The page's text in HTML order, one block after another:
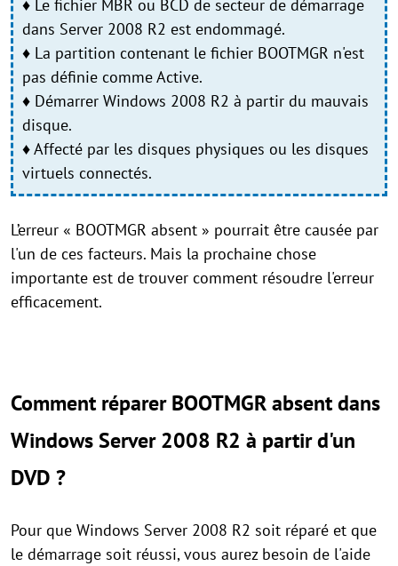
♦ Le fichier MBR ou BCD de secteur de démarrage
dans Server 2008 R2 est endommagé.
♦ La partition contenant le fichier BOOTMGR n'est
pas définie comme Active.
♦ Démarrer Windows 2008 R2 à partir du mauvais
disque.
♦ Affecté par les disques physiques ou les disques
virtuels connectés.
L’erreur « BOOTMGR absent » pourrait être causée par
l'un de ces facteurs. Mais la prochaine chose
importante est de trouver comment résoudre l'erreur
efficacement.
Comment réparer BOOTMGR absent dans
Windows Server 2008 R2 à partir d'un
DVD ?
Pour que Windows Server 2008 R2 soit réparé et que
le démarrage soit réussi, vous aurez besoin de l'aide